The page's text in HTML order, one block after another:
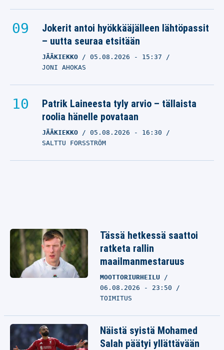
Jokerit antoi hyökkääjälleen lähtöpassit
– uutta seuraa etsitään
JÄÄKIEKKO 05.08.2026 - 15:37
JONI AHOKAS
Patrik Laineesta tyly arvio – tällaista
roolia hänelle povataan
JÄÄKIEKKO 05.08.2026 - 16:30
SALTTU FORSSTRÖM
Tässä hetkessä saattoi
ratketa rallin
maailmanmestaruus
MOOTTORIURHEILU
06.08.2026 - 23:50
TOIMITUS
Näistä syistä Mohamed
Salah päätyi yllättävään